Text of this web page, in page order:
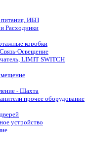
питания, ИБП
Расходники
коробки
Освещение
LIMIT SWITCH
- Шахта
прочее оборудование
устройство